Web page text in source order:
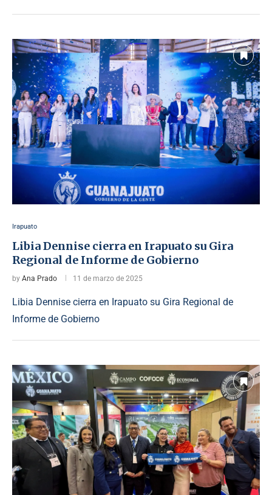
Irapuato
Libia Dennise cierra en Irapuato su Gira
Regional de Informe de Gobierno
by Ana Prado 11 de marzo de 2025
Libia Dennise cierra en Irapuato su Gira Regional de
Informe de Gobierno